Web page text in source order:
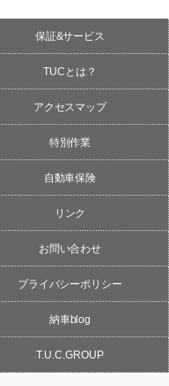
保証&サービス
TUCとは？
アクセスマップ
特別作業
自動車保険
リンク
お問い合わせ
プライバシーポリシー
納車blog
T.U.C.GROUP